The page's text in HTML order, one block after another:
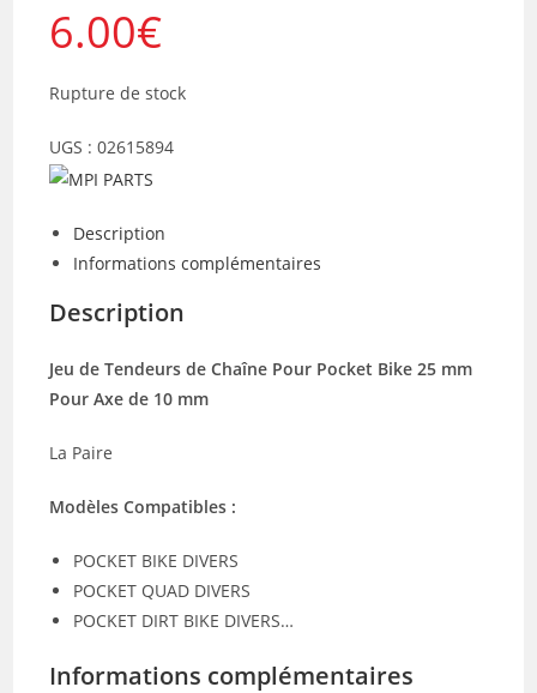
6.00€
Rupture de stock
UGS :02615894
Description
Informations complémentaires
Description
Jeu de Tendeurs de Chaîne Pour Pocket Bike 25 mm
Pour Axe de 10 mm
La Paire
Modèles Compatibles :
POCKET BIKE DIVERS
POCKET QUAD DIVERS
POCKET DIRT BIKE DIVERS…
Informations complémentaires